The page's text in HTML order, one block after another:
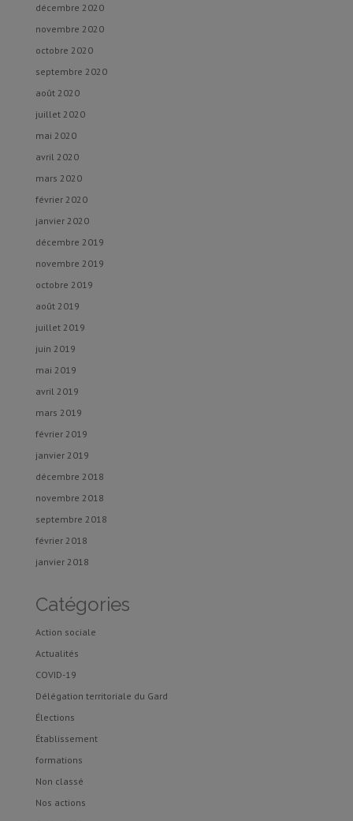
décembre 2020
novembre 2020
octobre 2020
septembre 2020
août 2020
juillet 2020
mai 2020
avril 2020
mars 2020
février 2020
janvier 2020
décembre 2019
novembre 2019
octobre 2019
août 2019
juillet 2019
juin 2019
mai 2019
avril 2019
mars 2019
février 2019
janvier 2019
décembre 2018
novembre 2018
septembre 2018
février 2018
janvier 2018
Catégories
Action sociale
Actualités
COVID-19
Délégation territoriale du Gard
Élections
Établissement
formations
Non classé
Nos actions